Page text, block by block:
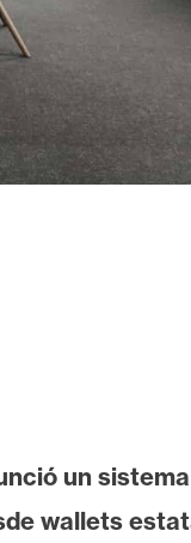
un
wallets